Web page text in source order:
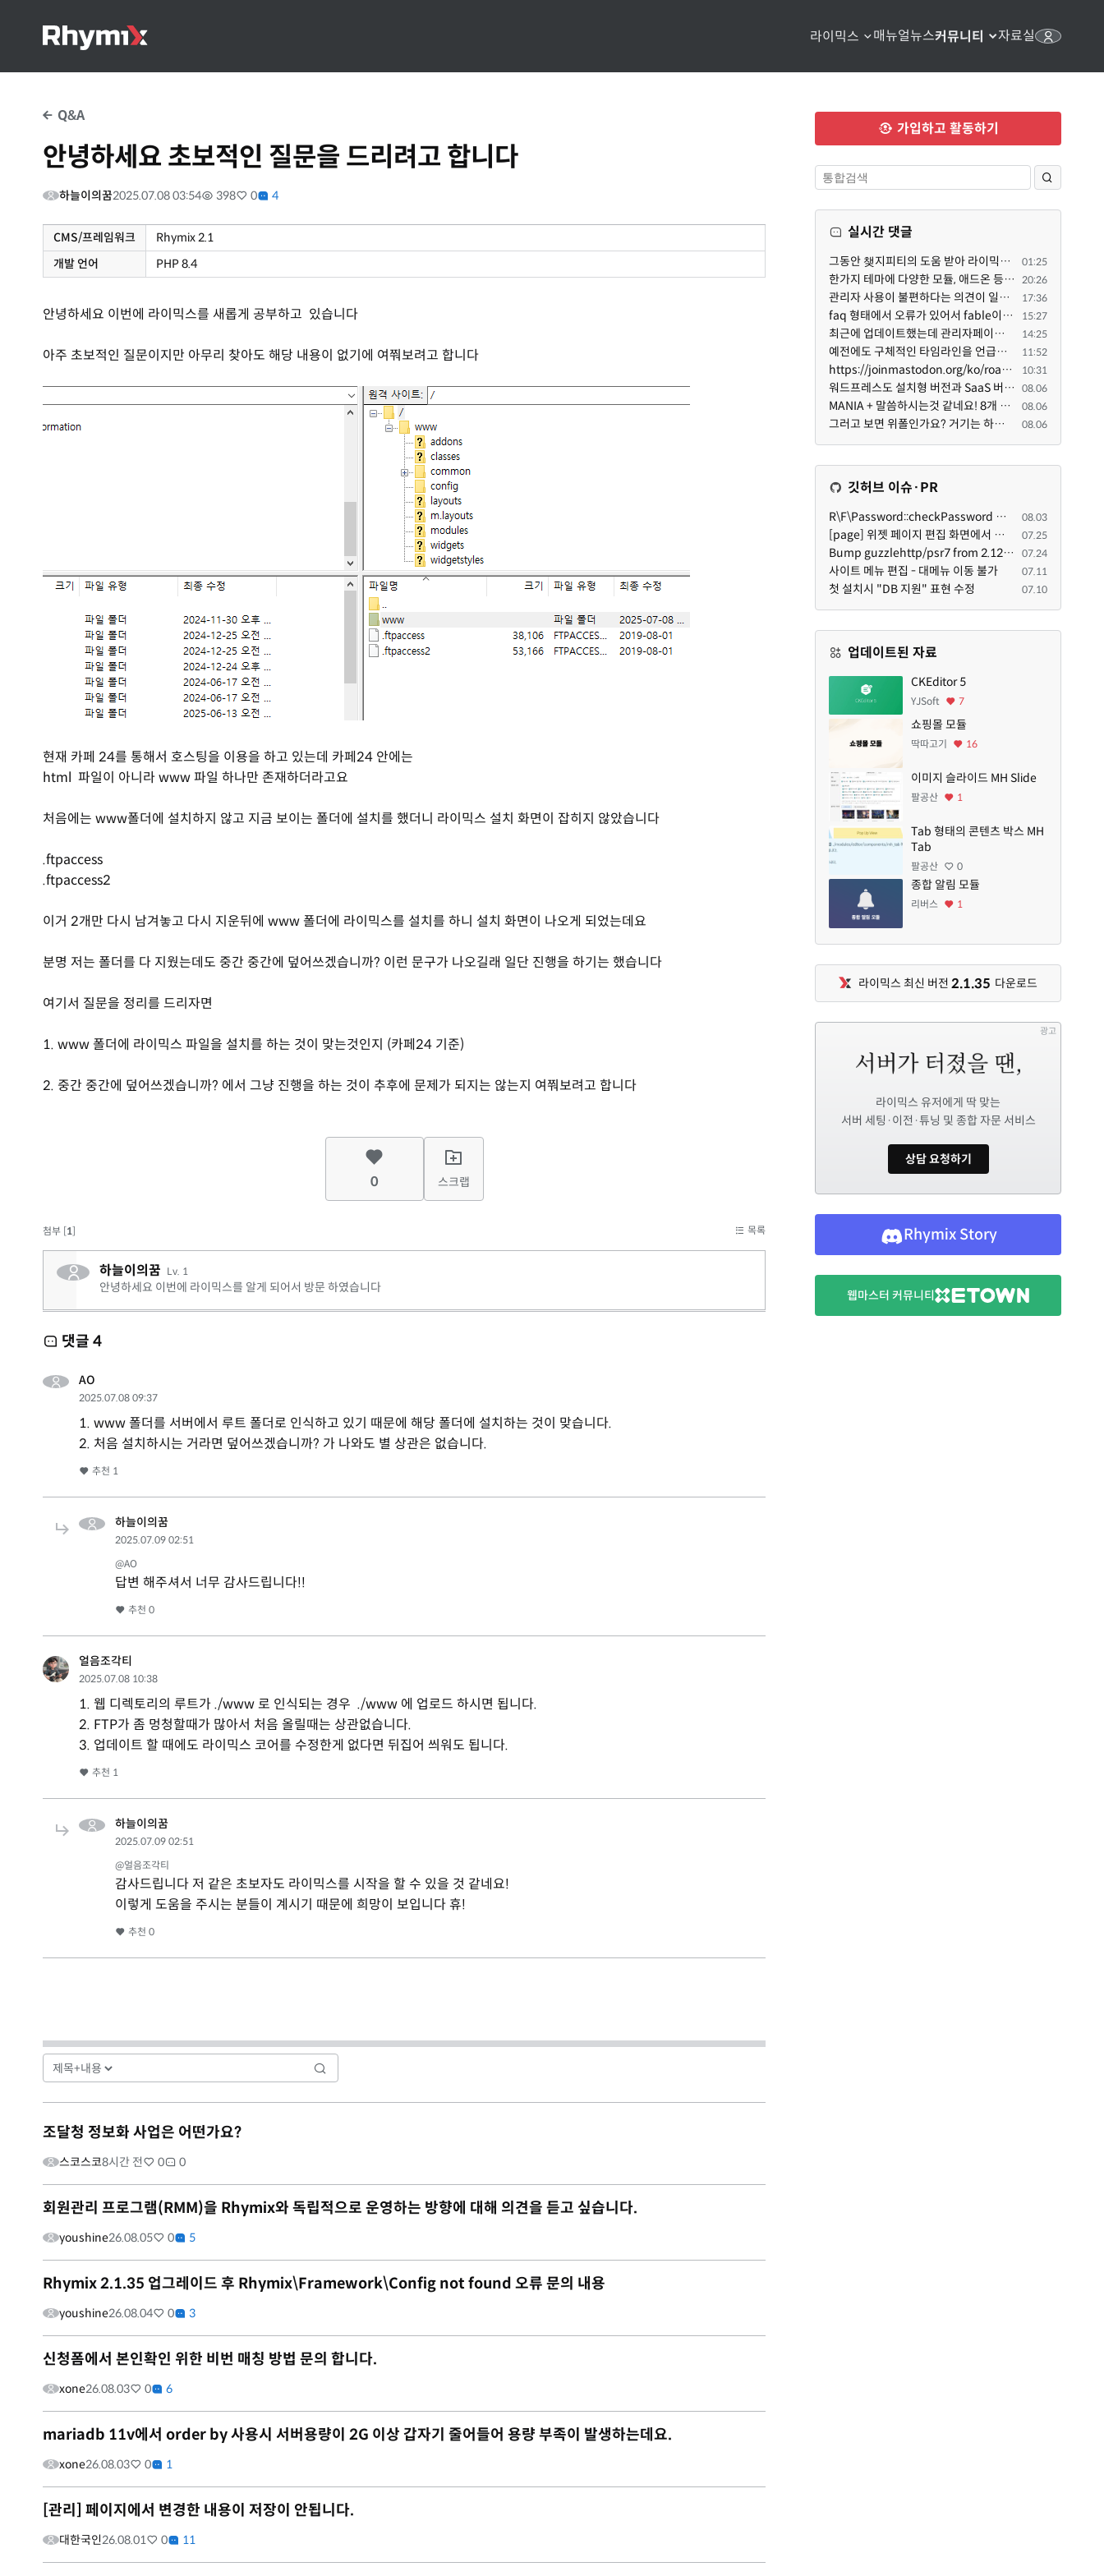
라이믹스 매뉴얼뉴스커뮤니티 자료실
Q&A
안녕하세요 초보적인 질문을 드리려고 합니다
하늘이의꿈2025.07.08 03:54 398 0 4
CMS/프레임워크
Rhymix 2.1
개발 언어
PHP 8.4
안녕하세요 이번에 라이믹스를 새롭게 공부하고 있습니다
아주 초보적인 질문이지만 아무리 찾아도 해당 내용이 없기에 여쭤보려고 합니다
현재 카페 24를 통해서 호스팅을 이용을 하고 있는데 카페24 안에는
html 파일이 아니라 www 파일 하나만 존재하더라고요
처음에는 www폴더에 설치하지 않고 지금 보이는 폴더에 설치를 했더니 라이믹스 설치 화면이 잡히지 않았습니다
.ftpaccess
.ftpaccess2
이거 2개만 다시 남겨놓고 다시 지운뒤에 www 폴더에 라이믹스를 설치를 하니 설치 화면이 나오게 되었는데요
분명 저는 폴더를 다 지웠는데도 중간 중간에 덮어쓰겠습니까? 이런 문구가 나오길래 일단 진행을 하기는 했습니다
여기서 질문을 정리를 드리자면
1. www 폴더에 라이믹스 파일을 설치를 하는 것이 맞는것인지 (카페24 기준)
2. 중간 중간에 덮어쓰겠습니까? 에서 그냥 진행을 하는 것이 추후에 문제가 되지는 않는지 여쭤보려고 합니다
0 스크랩
첨부 [1] 목록
하늘이의꿈 Lv. 1
안녕하세요 이번에 라이믹스를 알게 되어서 방문 하였습니다
댓글 4
AO
2025.07.08 09:37
1. www 폴더를 서버에서 루트 폴더로 인식하고 있기 때문에 해당 폴더에 설치하는 것이 맞습니다.
2. 처음 설치하시는 거라면 덮어쓰겠습니까? 가 나와도 별 상관은 없습니다.
추천 1
하늘이의꿈
2025.07.09 02:51
@AO
답변 해주셔서 너무 감사드립니다!!
추천 0
얼음조각티
2025.07.08 10:38
1. 웹 디렉토리의 루트가 ./www 로 인식되는 경우 ./www 에 업로드 하시면 됩니다.
2. FTP가 좀 멍청할때가 많아서 처음 올릴때는 상관없습니다.
3. 업데이트 할 때에도 라이믹스 코어를 수정한게 없다면 뒤집어 씌워도 됩니다.
추천 1
하늘이의꿈
2025.07.09 02:51
@얼음조각티
감사드립니다 저 같은 초보자도 라이믹스를 시작을 할 수 있을 것 같네요!
이렇게 도움을 주시는 분들이 계시기 때문에 희망이 보입니다 휴!
추천 0
조달청 정보화 사업은 어떤가요?
스코스코8시간 전 0 0
회원관리 프로그램(RMM)을 Rhymix와 독립적으로 운영하는 방향에 대해 의견을 듣고 싶습니다.
youshine26.08.05 0 5
Rhymix 2.1.35 업그레이드 후 Rhymix\Framework\Config not found 오류 문의 내용
youshine26.08.04 0 3
신청폼에서 본인확인 위한 비번 매칭 방법 문의 합니다.
xone26.08.03 0 6
mariadb 11v에서 order by 사용시 서버용량이 2G 이상 갑자기 줄어들어 용량 부족이 발생하는데요.
xone26.08.03 0 1
[관리] 페이지에서 변경한 내용이 저장이 안됩니다.
대한국인26.08.01 0 11
가입하고 활동하기
실시간 댓글
그동안 챚지피티의 도움 받아 라이믹스 2.1.35 로 업그레이드 잘 한 것은 부인할 수 없는 사실입니다. 그런... 01:25
한가지 테마에 다양한 모듈, 애드온 등을 같이 사용하게 되면 의외로 어려운게 일관성이 있는 디자인의 유지... 20:26
관리자 사용이 불편하다는 의견이 일부 있어서 반영했습니다 ㅎㅎ 8.4이상도 지원될 수 있도록 10.5.2 혹은 ... 17:36
faq 형태에서 오류가 있어서 fable이 수정해 주었습니다. 참고하세요. 증상 FAQ형 목록에서 항목을 펼치면 ... 15:27
최근에 업데이트했는데 관리자페이지가 많이 달라졌네요 여기서 모듈 설치하려고 하니 php 8.4.14버전이라 8... 14:25
예전에도 구체적인 타임라인을 언급했다가 지키지 못한 것에 죄송한 마음이 있다 보니 (코어 개발/운영 자체... 11:52
https://joinmastodon.org/ko/roadmap 로드맵 이야기가 나온김에 적자면 공홈에 대략적인 로드맵이 공개되어... 10:31
워드프레스도 설치형 버전과 SaaS 버전(워드프레스닷컴)은 다른 점이 많습니다. SaaS로 제공한다면 GPL 라이... 08.06
MANIA + 말씀하시는것 같네요! 8개 정도의 커뮤니티가 저 MANIA+ 기반으로 구축된거로 알고 있습니다. SaaS ... 08.06
그러고 보면 위폴인가요? 거기는 하단바를 보니까 커뮤니티 빌딩 SaaS 솔루션을 사용하고 있는거 같더라고요... 08.06
깃허브 이슈·PR
R\F\Password::checkPassword 함수 해시 알고리즘을 암시적으로 호출하는 경우 Argon2id 해시 비교 실패 08.03
[page] 위젯 페이지 편집 화면에서 위젯이 Context의 module_info를 덮어쓰면 저장이 ERR_ACT_IS_NOT_STANDALONE으로 실패 07.25
Bump guzzlehttp/psr7 from 2.12.1 to 2.12.3 in /common 07.24
사이트 메뉴 편집 - 대메뉴 이동 불가 07.11
첫 설치시 "DB 지원" 표현 수정 07.10
업데이트된 자료
CKEditor 5
YJSoft 7
쇼핑몰 모듈
딱따고기 16
이미지 슬라이드 MH Slide
팔공산 1
Tab 형태의 콘텐츠 박스 MH
Tab
팔공산 0
종합 알림 모듈
리버스 1
라이믹스 최신 버전 2.1.35 다운로드
광고
라이믹스 유저에게 딱 맞는
서버 세팅·이전·튜닝 및 종합 자문 서비스
상담 요청하기
Rhymix Story
웹마스터 커뮤니티